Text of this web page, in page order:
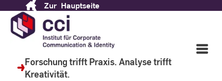
Content
Zur Hauptseite
Forschung trifft Praxis. Analyse trifft
Kreativität.
Open
Main